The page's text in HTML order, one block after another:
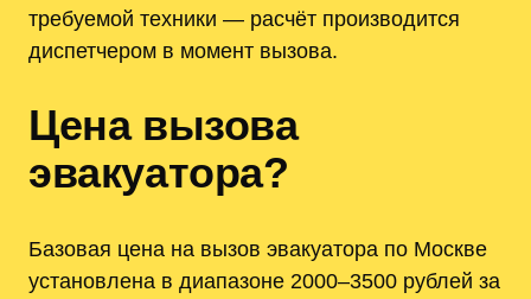
требуемой техники — расчёт производится
диспетчером в момент вызова.
Цена вызова
эвакуатора?
Базовая цена на вызов эвакуатора по Москве
установлена в диапазоне 2000–3500 рублей за